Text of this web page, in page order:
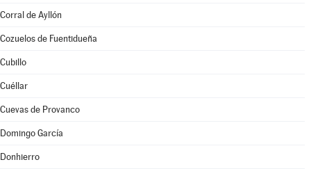
Corral de Ayllón
Cozuelos de Fuentidueña
Cubillo
Cuéllar
Cuevas de Provanco
Domingo García
Donhierro